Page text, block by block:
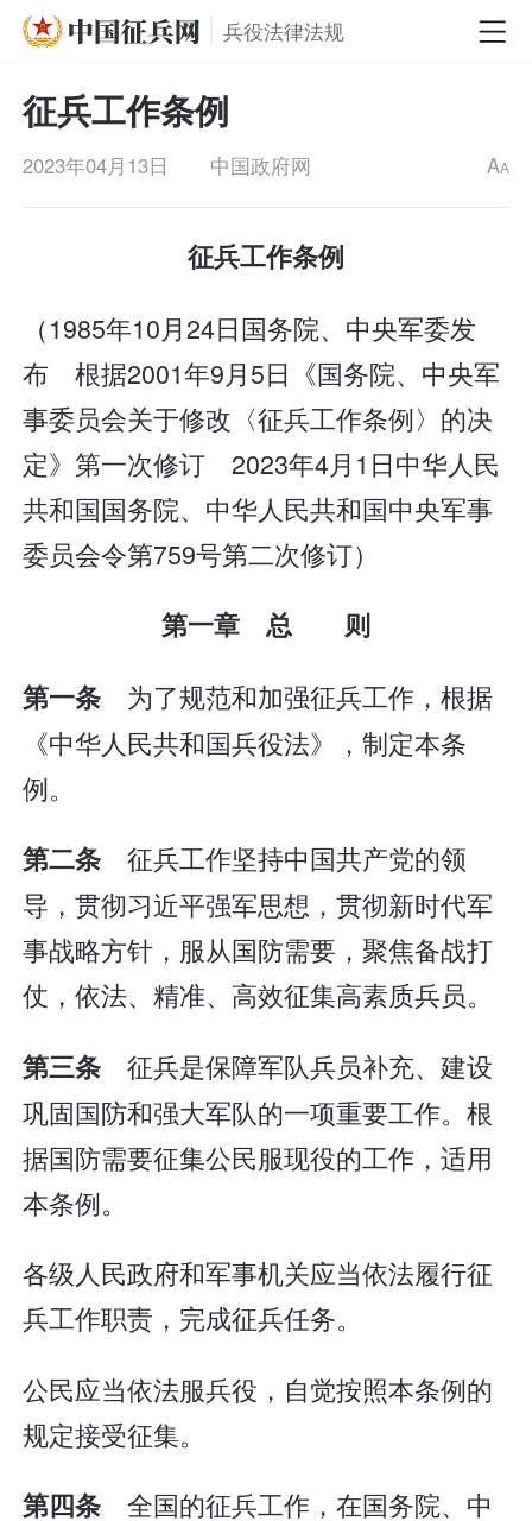
兵役法律法规
征兵工作条例
2023年04月13日 中国政府网 AA
征兵工作条例
（1985年10月24日国务院、中央军委发
布 根据2001年9月5日《国务院、中央军
事委员会关于修改〈征兵工作条例〉的决
定》第一次修订 2023年4月1日中华人民
共和国国务院、中华人民共和国中央军事
委员会令第759号第二次修订）
第一章 总 则
第一条 为了规范和加强征兵工作，根据
《中华人民共和国兵役法》，制定本条
例。
第二条 征兵工作坚持中国共产党的领
导，贯彻习近平强军思想，贯彻新时代军
事战略方针，服从国防需要，聚焦备战打
仗，依法、精准、高效征集高素质兵员。
第三条 征兵是保障军队兵员补充、建设
巩固国防和强大军队的一项重要工作。根
据国防需要征集公民服现役的工作，适用
本条例。
各级人民政府和军事机关应当依法履行征
兵工作职责，完成征兵任务。
公民应当依法服兵役，自觉按照本条例的
规定接受征集。
第四条 全国的征兵工作，在国务院、中